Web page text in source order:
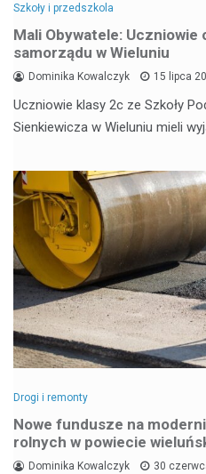
Szkoły i przedszkola
Mali Obywatele: Uczniowie
samorządu w Wieluniu
Dominika Kowalczyk 15 lipca
Uczniowie klasy 2c ze Szkoły
Sienkiewicza w Wieluniu mieli
Drogi i remonty
Nowe fundusze na
rolnych w powiecie
Dominika Kowalczyk 30